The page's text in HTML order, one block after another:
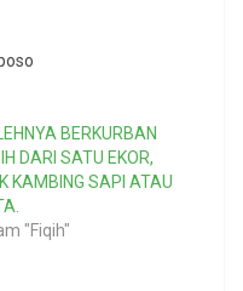
BERKURBAN
DARI SATU EKOR,
KAMBING SAPI ATAU
"Fiqih"